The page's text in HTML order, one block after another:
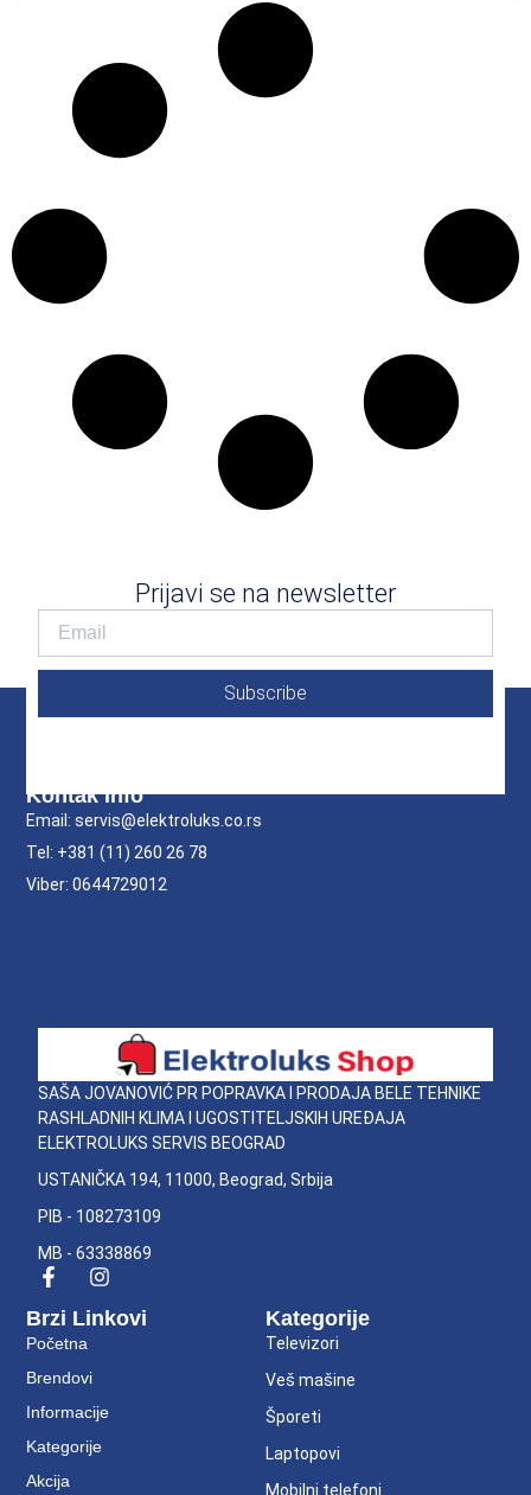
Prijavi se na newsletter
Subscribe
SAŠA JOVANOVIĆ PR POPRAVKA I PRODAJA BELE TEHNIKE
RASHLADNIH KLIMA I UGOSTITELJSKIH UREĐAJA
ELEKTROLUKS SERVIS BEOGRAD
USTANIČKA 194, 11000, Beograd, Srbija
PIB - 108273109
MB - 63338869
Kategorije
Televizori
Veš mašine
Šporeti
Laptopovi
Mobilni telefoni
Brzi Linkovi
Početna
Brendovi
Informacije
Kategorije
Akcija
Kontak Info
Email: servis@elektroluks.co.rs
Tel: +381 (11) 260 26 78
Viber: 0644729012